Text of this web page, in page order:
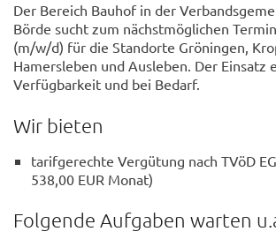
Der Bereich Bauhof in der
Börde sucht zum nächstmöglichen
(m/w/d) für die Standorte Gröningen,
Hamersleben und Ausleben. Der Einsatz
Verfügbarkeit und bei Bedarf.
Wir bieten
tarifgerechte Vergütung nach TVöD
538,00 EUR Monat)
Folgende Aufgaben warten